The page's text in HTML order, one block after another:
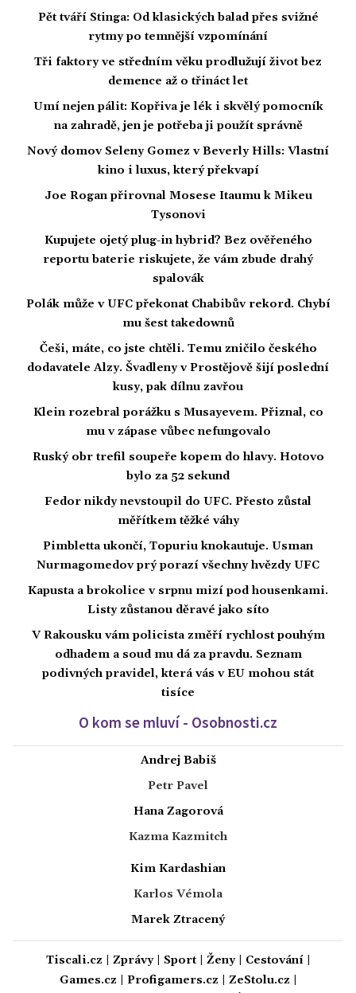
Pět tváří Stinga: Od klasických balad přes svižné
rytmy po temnější vzpomínání
Tři faktory ve středním věku prodlužují život bez
demence až o třináct let
Umí nejen pálit: Kopřiva je lék i skvělý pomocník
na zahradě, jen je potřeba ji použít správně
Nový domov Seleny Gomez v Beverly Hills: Vlastní
kino i luxus, který překvapí
Joe Rogan přirovnal Mosese Itaumu k Mikeu
Tysonovi
Kupujete ojetý plug-in hybrid? Bez ověřeného
reportu baterie riskujete, že vám zbude drahý
spalovák
Polák může v UFC překonat Chabibův rekord. Chybí
mu šest takedownů
Češi, máte, co jste chtěli. Temu zničilo českého
dodavatele Alzy. Švadleny v Prostějově šijí poslední
kusy, pak dílnu zavřou
Klein rozebral porážku s Musayevem. Přiznal, co
mu v zápase vůbec nefungovalo
Ruský obr trefil soupeře kopem do hlavy. Hotovo
bylo za 52 sekund
Fedor nikdy nevstoupil do UFC. Přesto zůstal
měřítkem těžké váhy
Pimbletta ukončí, Topuriu knokautuje. Usman
Nurmagomedov prý porazí všechny hvězdy UFC
Kapusta a brokolice v srpnu mizí pod housenkami.
Listy zůstanou děravé jako síto
V Rakousku vám policista změří rychlost pouhým
odhadem a soud mu dá za pravdu. Seznam
podivných pravidel, která vás v EU mohou stát
tisíce
O kom se mluví - Osobnosti.cz
Andrej Babiš
Petr Pavel
Hana Zagorová
Kazma Kazmitch
Kim Kardashian
Karlos Vémola
Marek Ztracený
Tiscali.cz Zprávy| Sport| Ženy| Cestování|
Games.cz
Profigamers.cz ZeStolu.cz